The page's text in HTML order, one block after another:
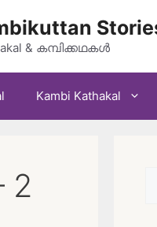
& കമ്പിക്കഥകൾ
Kambi Kathakal
2